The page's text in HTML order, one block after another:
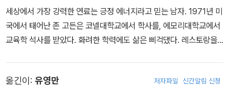
세상에서 가장 강력한 연료는 긍정 에너지라고 믿는 남자. 1971년 미
국에서 태어난 존 고든은 코넬대학교에서 학사를, 에모리대학교에서
교육학 석사를 받았다. 화려한 학력에도 삶은 삐걱댔다. 레스토랑을
전략이라는 것. 그 깨달음을 담아 쓴 《에너지 버스》는 출간 즉시 세상
옮긴이: 유영만 저자파일 신간알림 신청